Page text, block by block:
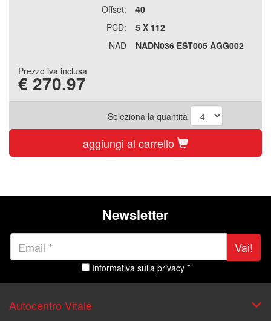
Offset:
40
PCD:
5 X 112
NAD
NADN036 EST005 AGG002
Prezzo iva inclusa
€ 270.97
Seleziona la quantità
aggiungi al carrello
Newsletter
Vai!
Informativa sulla privacy *
Autocentro Vitale